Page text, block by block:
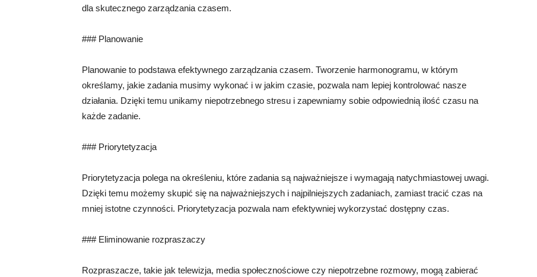
dla skutecznego zarządzania czasem.
### Planowanie
Planowanie to podstawa efektywnego zarządzania czasem. Tworzenie harmonogramu, w którym
określamy, jakie zadania musimy wykonać i w jakim czasie, pozwala nam lepiej kontrolować nasze
działania. Dzięki temu unikamy niepotrzebnego stresu i zapewniamy sobie odpowiednią ilość czasu na
każde zadanie.
### Priorytetyzacja
Priorytetyzacja polega na określeniu, które zadania są najważniejsze i wymagają natychmiastowej uwagi.
Dzięki temu możemy skupić się na najważniejszych i najpilniejszych zadaniach, zamiast tracić czas na
mniej istotne czynności. Priorytetyzacja pozwala nam efektywniej wykorzystać dostępny czas.
### Eliminowanie rozpraszaczy
Rozpraszacze, takie jak telewizja, media społecznościowe czy niepotrzebne rozmowy, mogą zabierać